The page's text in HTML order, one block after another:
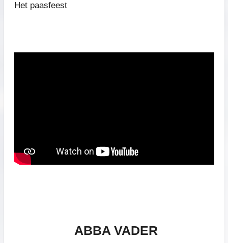
Het paasfeest
ABBA VADER